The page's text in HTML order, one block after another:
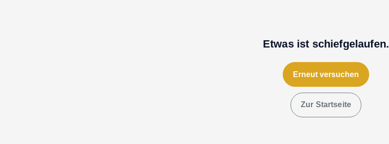
Etwas ist schiefgelaufen.
Erneut versuchen
Zur Startseite